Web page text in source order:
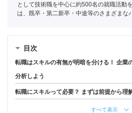
として技術職を中心に約500名の就職活動
は、既卒・第二新卒・中途等のさまざまな
目次
転職はスキルの有無が明暗を分ける！ 企業
分析しよう
転職にスキルって必要？ まずは前提から理
すべて表示